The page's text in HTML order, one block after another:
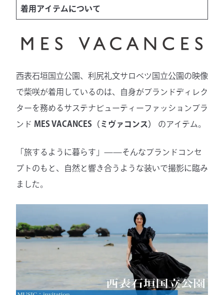
着用アイテムについて
西表石垣国立公園、利尻礼文サロベツ国立公園の映像
で柴咲が着用しているのは、自身がブランドディレク
ターを務めるサステナビューティーファッションブラ
ンド MES VACANCES（ミヴァコンス） のアイテム。
「旅するように暮らす」——そんなブランドコンセ
プトのもと、自然と響き合うような装いで撮影に臨み
ました。